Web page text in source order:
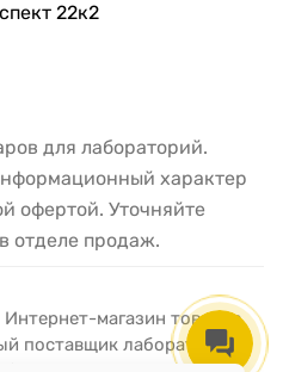
22к2
для лабораторий.
характер
офертой. Уточняйте
отделе продаж.
магазин товаров
поставщик лабораторной